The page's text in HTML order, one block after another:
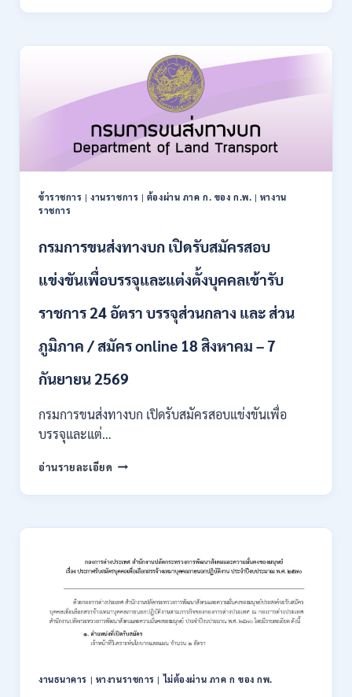
21
2569
ปฏิรูป
เพื่อ
เกษตรกรรม
เปิด
สมัคร
บุคคล
เพื่อ
เป็น
กอง
อัตรา
ปวส.
ป.ตรี
สาขา
เงิน
/
ผ่าน
กพ.
สมัคร
ONLINE
–
31
สิงหาคม
ข้าราชการ |งานราชการ | ต้องผ่าน ภาค ก. ของ ก.พ. | หางาน
ราชการ
กรมการขนส่งทางบก เปิดรับสมัครสอบ
แข่งขันเพื่อบรรจุและแต่งตั้งบุคคลเข้ารับ
ราชการ 24 อัตรา บรรจุส่วนกลาง และ ส่วน
ภูมิภาค / สมัคร online 18 สิงหาคม – 7
กันยายน 2569
กรมการขนส่งทางบก เปิดรับสมัครสอบแข่งขันเพื่อ
บรรจุและแต่…
อ่านรายละเอียด กรม
ขนส่ง
บก
รับ
สมัคร
สอบ
แข่งขัน
เพื่อ
บรรจุ
ตั้ง
งานธนาคาร | หางานราชการ |ไม่ต้องผ่าน ภาค ก ของ กพ.